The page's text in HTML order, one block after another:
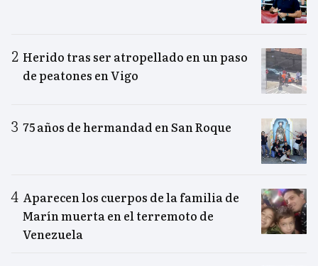
Herido tras ser atropellado en un paso
de peatones en Vigo
75 años de hermandad en San Roque
Aparecen los cuerpos de la familia de
Marín muerta en el terremoto de
Venezuela